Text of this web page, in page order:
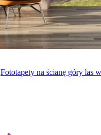
Fototapety na ścianę góry las